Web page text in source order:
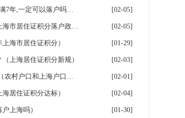
上海7年社保落户条件及费用（上海交社保满7年,一定可以落户吗？） [02-05]
2026年上海居住证积分落户政策有哪些（上海市居住证积分落户政策2026年） [02-05]
海市居住证积分） [01-29]
上海居住证积分新规） [02-03]
上海户口和农村户口二选一,如何权衡利弊（农村户口和上海户口哪个值钱） [02-01]
居住证积分达标） [02-04]
上海吗） [01-30]